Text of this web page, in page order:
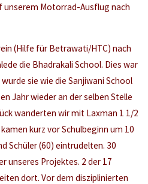
unserem Motorrad-Ausflug nach
(Hilfe für Betrawati/HTC) nach
die Bhadrakali School. Dies war
sie wie die Sanjiwani School
Jahr wieder an der selben Stelle
wanderten wir mit Laxman 1 1/2
kurz vor Schulbeginn um 10
Schüler (60) eintrudelten. 30
unseres Projektes. 2 der 17
dort. Vor dem disziplinierten